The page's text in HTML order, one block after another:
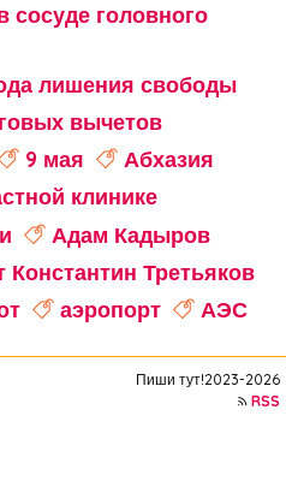
сосуде головного
лишения свободы
вычетов
9 мая
Абхазия
клинике
Адам Кадыров
Константин Третьяков
аэропорт
АЭС
Пиши тут!2023-2026
RSS